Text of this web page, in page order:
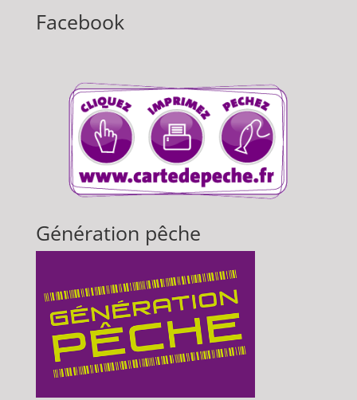
Facebook
Génération pêche